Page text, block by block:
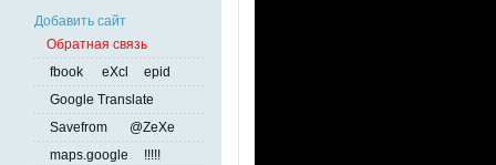
Добавить сайт
Обратная связь
fbook
eXcl
epid
Google Translate
Savefrom
@ZeXe
maps.google
!!!!!